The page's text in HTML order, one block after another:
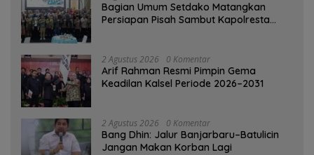
Bagian Umum Setdako Matangkan
Persiapan Pisah Sambut Kapolresta
2 Agustus 2026 0 Komentar
Arif Rahman Resmi Pimpin Gema
Keadilan Kalsel Periode 2026–2031
2 Agustus 2026 0 Komentar
Bang Dhin: Jalur Banjarbaru–Batulicin
Jangan Makan Korban Lagi